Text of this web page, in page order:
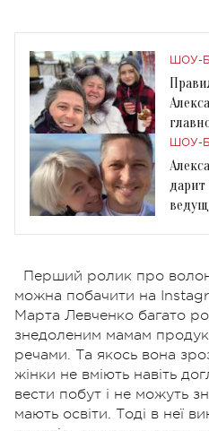
ШОУ-
ШОУ-
дарит
Перший ролик про
можна побачити на
Марта Левченко багато
знедоленим мамам
речами. Та якось вона
жінки не вміють навіть
вести побут і не можуть
мають освіти. Тоді в неї